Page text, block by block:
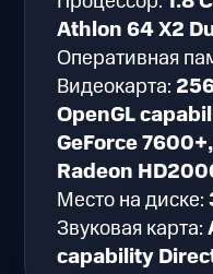
Athlon 64 X2
Оперативная
Видеокарта:
OpenGL
GeForce
Radeon
Место на диске:
Звуковая карта:
capability